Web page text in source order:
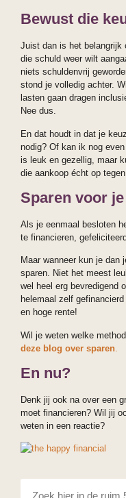
Bewust die
Juist dan is het belangrijk
die schuld weer wilt
niets schuldenvrij
stond je volledig achter.
lasten gaan dragen
Nee dus.
En dat houdt in dat je
nodig? Of kan ik nog
is leuk en gezellig, maar
die aankoop écht op
Sparen voor
Als je eenmaal besloten
te financieren,
Maar wanneer kun je dan
sparen. Niet het meest
wel heel erg bevredigend
helemaal zelf
en hoge rente!
Wil je weten welke
deze blog over sparen
En nu?
Denk jij ook na over een
moet financieren? Wil jij
weten in een reactie?